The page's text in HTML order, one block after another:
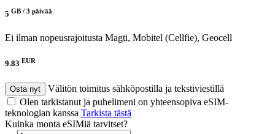
5 GB / 3 päivää
Ei ilman nopeusrajoitusta Magti, Mobitel (Cellfie), Geocell
9.83 EUR
Osta nyt
Välitön toimitus sähköpostilla ja tekstiviestillä
Olen tarkistanut ja puhelimeni on yhteensopiva eSIM-
teknologian kanssa Tarkista tästä
Kuinka monta eSIMiä tarvitset?